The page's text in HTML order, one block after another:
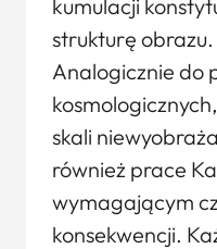
kumulacji
strukturę obrazu.
Analogicznie do
skali
również prace
wymagającym
konsekwencji.